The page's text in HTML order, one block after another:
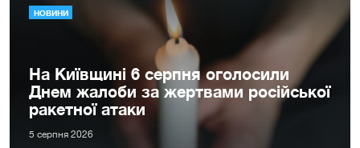
НОВИНИ
На Київщині 6 серпня оголосили
Днем жалоби за жертвами російської
ракетної атаки
5 серпня 2026